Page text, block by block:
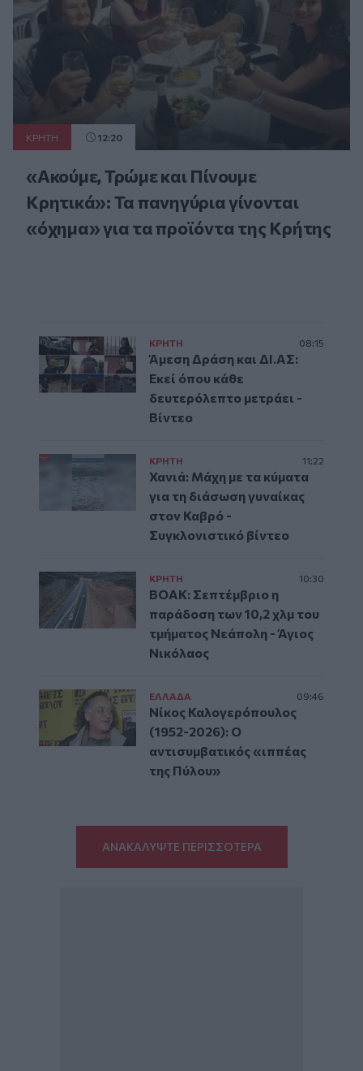
ΚΡΗΤΗ 12:20
«Ακούμε, Τρώμε και Πίνουμε
Κρητικά»: Τα πανηγύρια γίνονται
«όχημα» για τα προϊόντα της Κρήτης
ΚΡΗΤΗ 08:15
Άμεση Δράση και ΔΙ.ΑΣ:
Εκεί όπου κάθε
δευτερόλεπτο μετράει -
Βίντεο
ΚΡΗΤΗ 11:22
Χανιά: Μάχη με τα κύματα
για τη διάσωση γυναίκας
στον Καβρό -
Συγκλονιστικό βίντεο
ΚΡΗΤΗ 10:30
ΒΟΑΚ: Σεπτέμβριο η
παράδοση των 10,2 χλμ του
τμήματος Νεάπολη - Άγιος
Νικόλαος
ΕΛΛAΔΑ 09:46
Νίκος Καλογερόπουλος
(1952-2026): O
αντισυμβατικός «ιππέας
της Πύλου»
ΑΝΑΚΑΛΥΨΤΕ ΠΕΡΙΣΣΟΤΕΡΑ